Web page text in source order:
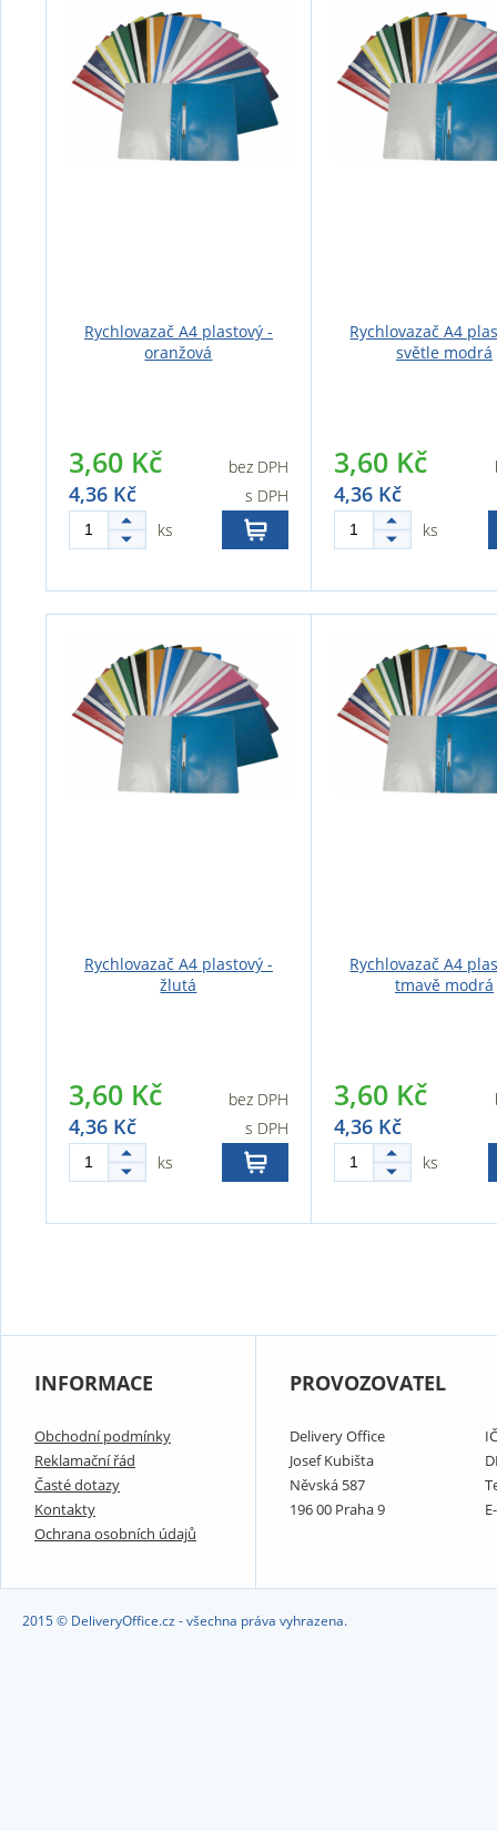
Rychlovazač A4 plastový -
oranžová
3,60 Kč bez DPH
4,36 Kč
s DPH
ks
Rychlovazač A4
světle modrá
3,60 Kč
4,36 Kč
ks
Rychlovazač A4 plastový -
žlutá
3,60 Kč bez DPH
4,36 Kč
s DPH
ks
Rychlovazač A4
tmavě modrá
3,60 Kč
4,36 Kč
ks
INFORMACE
Obchodní podmínky
Reklamační řád
Časté dotazy
Kontakty
Ochrana osobních údajů
PROVOZOVATEL
Delivery Office
Josef Kubišta
Něvská 587
196 00 Praha 9
2015 © DeliveryOffice.cz - všechna práva vyhrazena.